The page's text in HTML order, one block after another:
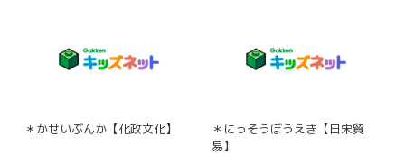
＊かせいぶんか【化政文化】
＊にっそうぼうえき【日宋貿
易】